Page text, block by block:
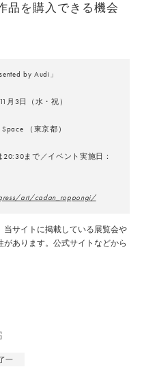
品を購入できる機会
by Audi」
月3日（水・祝）
（東京都）
まで／イベント実施日：
art/cadan_roppongi/
サイトに掲載している展覧会や
あります。公式サイトなどから
一